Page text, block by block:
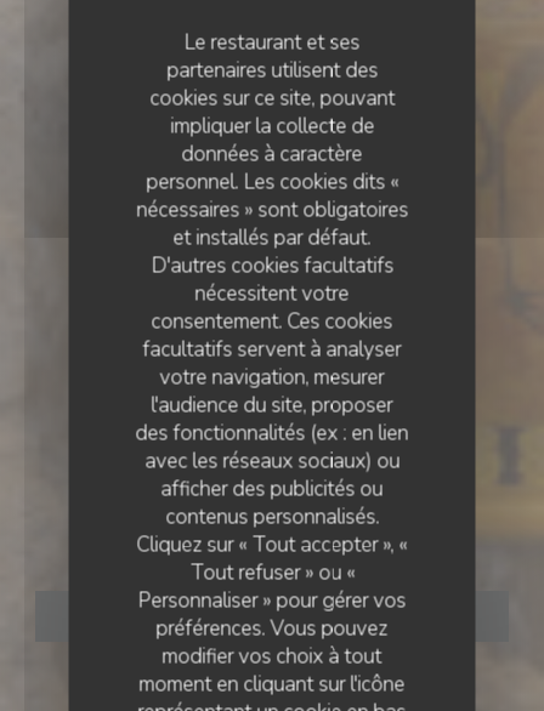
Le restaurant et ses
partenaires utilisent des
cookies sur ce site, pouvant
impliquer la collecte de
données à caractère
personnel. Les cookies dits «
nécessaires » sont obligatoires
et installés par défaut.
D'autres cookies facultatifs
nécessitent votre
consentement. Ces cookies
facultatifs servent à analyser
votre navigation, mesurer
l'audience du site, proposer
des fonctionnalités (ex : en lien
avec les réseaux sociaux) ou
afficher des publicités ou
contenus personnalisés.
Cliquez sur « Tout accepter », «
Tout refuser » ou «
Personnaliser » pour gérer vos
préférences. Vous pouvez
modifier vos choix à tout
moment en cliquant sur l'icône
& BAR PARIS
SAGAN
RÉSERVER
SAGAN